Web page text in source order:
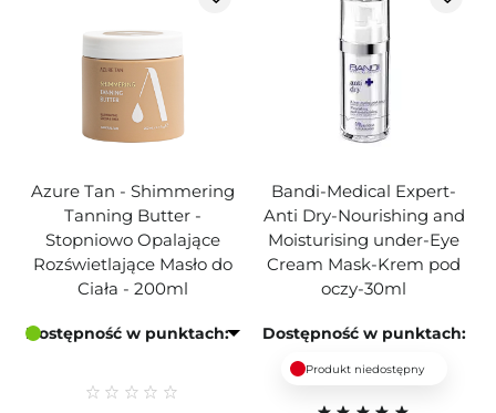
Azure Tan - Shimmering
Tanning Butter -
Stopniowo Opalające
Rozświetlające Masło do
Ciała - 200ml
Dostępność w punktach:
Bandi-Medical Expert-
Anti Dry-Nourishing and
Moisturising under-Eye
Cream Mask-Krem pod
oczy-30ml
Dostępność w punktach:
Produkt niedostępny